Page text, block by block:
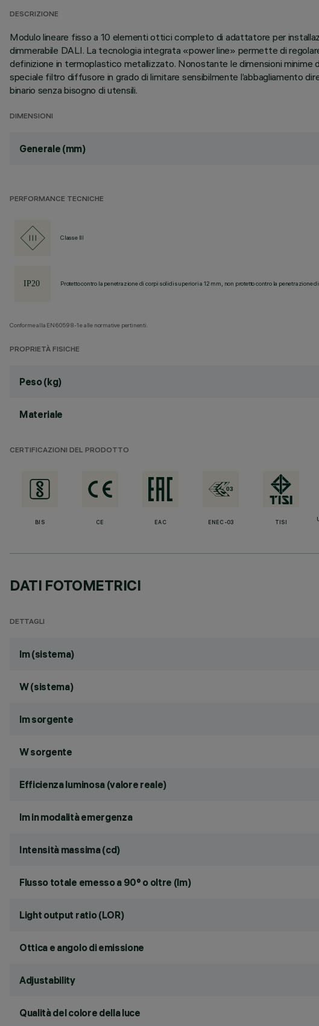
DESCRIZIONE
Modulo lineare fisso a 10 elementi ottici completo di adattatore per
dimmerabile DALI. La tecnologia integrata «power line» permette di
definizione in termoplastico metallizzato. Nonostante le dimensioni
speciale filtro diffusore in grado di limitare sensibilmente l’abbagliamento
binario senza bisogno di utensili.
DIMENSIONI
Generale (mm)
PERFORMANCE TECNICHE
Classe III
Protetto contro la penetrazione di corpi solidi superiori a 12 mm, non protetto contro la penetrazione
Conforme alla EN60598-1 e alle normative pertinenti.
PROPRIETÀ FISICHE
Peso (kg)
Materiale
CERTIFICAZIONI DEL PRODOTTO
BIS CE EAC ENEC-03 TISI
DATI FOTOMETRICI
DETTAGLI
lm (sistema)
W (sistema)
lm sorgente
W sorgente
Efficienza luminosa (valore reale)
lm in modalità emergenza
Intensità massima (cd)
Flusso totale emesso a 90° o oltre (lm)
Light output ratio (LOR)
Ottica e angolo di emissione
Adjustability
Qualità del colore della luce